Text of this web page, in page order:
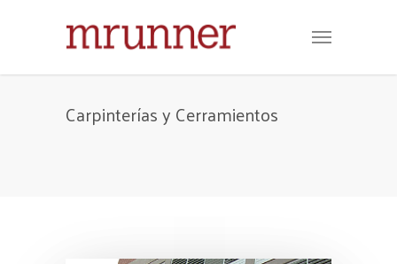
Carpinterías y Cerramientos